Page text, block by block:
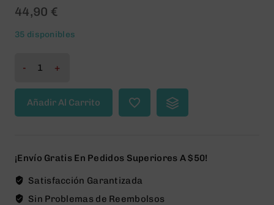
0
out
of
5
44,90 €
35 disponibles
6280
Negro
Cartucho
Generico
-
Añadir Al Carrito
¡Envío Gratis En Pedidos Superiores A $50!
Satisfacción Garantizada
Sin Problemas de Reembolsos